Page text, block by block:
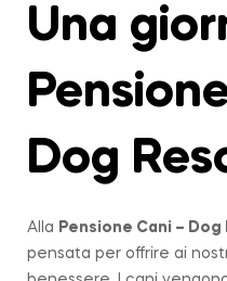
Una
Dog
Alla Pensione Cani – Dog
pensata per offrire ai